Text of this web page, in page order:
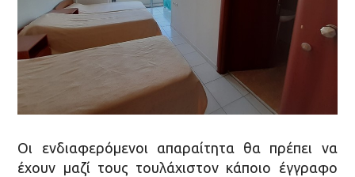
Οι ενδιαφερόμενοι απαραίτητα θα πρέπει να
έχουν μαζί τους τουλάχιστον κάποιο έγγραφο